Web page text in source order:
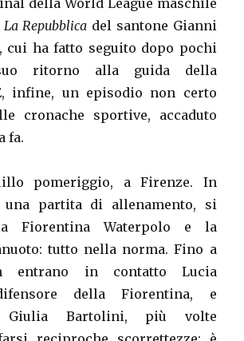
della World League maschile
La Repubblica del santone Gianni
cui ha fatto seguito dopo pochi
ritorno alla guida della
infine, un episodio non certo
cronache sportive, accaduto
fa.
pomeriggio, a Firenze. In
partita di allenamento, si
Fiorentina Waterpolo e la
tutto nella norma. Fino a
entrano in contatto Lucia
della Fiorentina, e
Giulia Bartolini, più volte